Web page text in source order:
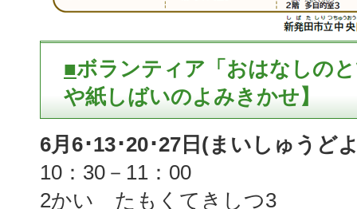
■ボランティア「おはなしの
や紙しばいのよみきかせ】
6月6･13･20･27日(まいしゅうど
10：30－11：00
2かい たもくてきしつ3